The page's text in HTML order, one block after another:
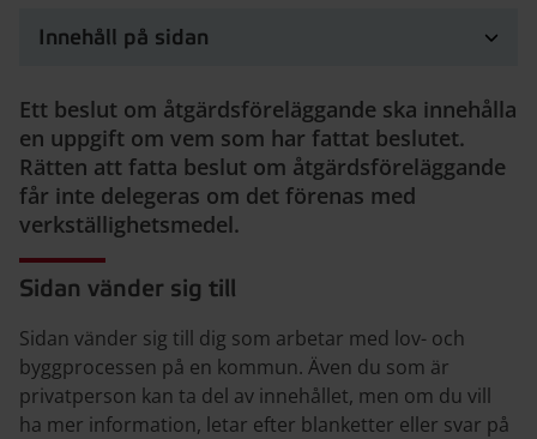
Innehåll på sidan
Ett beslut om åtgärdsföreläggande ska innehålla
en uppgift om vem som har fattat beslutet.
Rätten att fatta beslut om åtgärdsföreläggande
får inte delegeras om det förenas med
verkställighetsmedel.
Sidan vänder sig till
Sidan vänder sig till dig som arbetar med lov- och
byggprocessen på en kommun. Även du som är
privatperson kan ta del av innehållet, men om du vill
ha mer information, letar efter blanketter eller svar på